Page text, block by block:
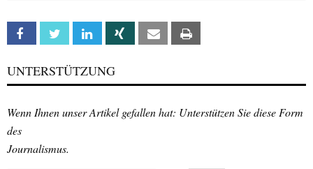
Facebook Twitter Linkedin Xing Email
UNTERSTÜTZUNG
Wenn Ihnen unser Artikel gefallen hat: Unterstützen Sie diese Form
des
Journalismus.